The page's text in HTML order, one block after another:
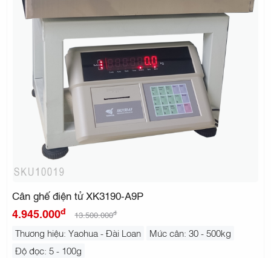
Cân ghế điện tử XK3190-A9P
4.945.000đ 13.500.000đ
Thương hiệu: Yaohua - Đài Loan
Mức cân: 30 - 500kg
Độ đọc: 5 - 100g